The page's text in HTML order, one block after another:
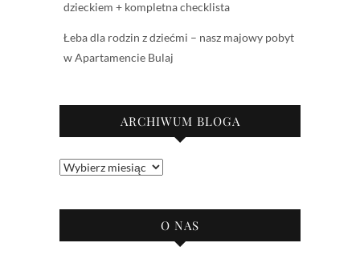
dzieckiem + kompletna checklista
Łeba dla rodzin z dziećmi – nasz majowy pobyt
w Apartamencie Bulaj
ARCHIWUM BLOGA
Archiwum
O NAS